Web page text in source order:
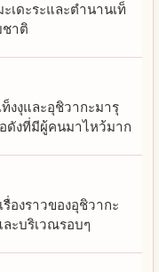
เดะระและตำนานเท็
ชาติ
งงุและอุชิวากะมารุ
ดังที่มีผู้คนมาไหว้มาก
องราวของอุชิวากะ
ะบริเวณรอบๆ